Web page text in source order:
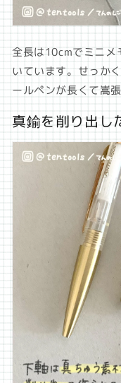
全長は10cmでミニメ
いています。せっか
ールペンが長くて嵩
真鍮を削り出し